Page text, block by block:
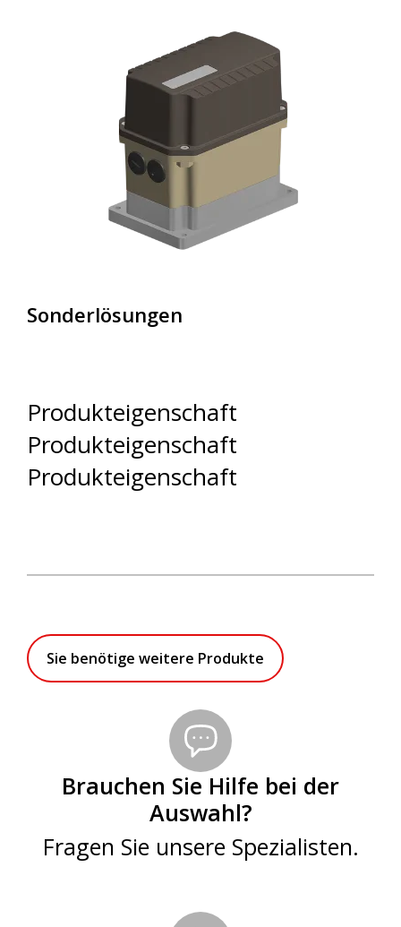
Sonderlösungen
Produkteigenschaft
Produkteigenschaft
Produkteigenschaft
Sie benötige weitere Produkte
Brauchen Sie Hilfe bei der
Auswahl?
Fragen Sie unsere Spezialisten.